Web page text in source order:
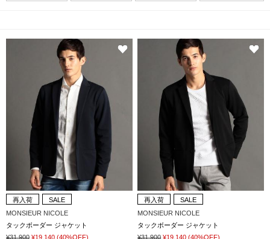
再入荷
SALE
MONSIEUR NICOLE
タックボーダー ジャケット
¥31,900 ¥19,140 (40%OFF)
再入荷
SALE
MONSIEUR NICOLE
タックボーダー ジャケット
¥31,900 ¥19,140 (40%OFF)